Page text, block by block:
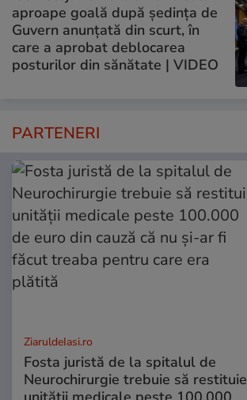
aproape goală după ședința de
Guvern anunțată din scurt, în
care a aprobat deblocarea
posturilor din sănătate | VIDEO
PARTENERI
ZiaruldeIasi.ro
Fosta juristă de la spitalul de
Neurochirurgie trebuie să restituie